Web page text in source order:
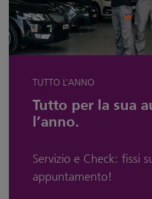
TUTTO L’ANNO
Tutto per la sua
l’anno.
Servizio e Check: fissi
appuntamento!